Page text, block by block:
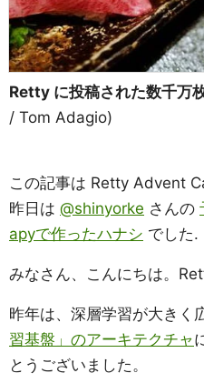
Retty に投稿された数千万
/ Tom Adagio)
この記事は Retty Advent
昨日は @shinyorke さんの
apyで作ったハナシ でした.
みなさん、こんにちは。
昨年は、深層学習が大きく
習基盤」のアーキテクチャ
とうございました。